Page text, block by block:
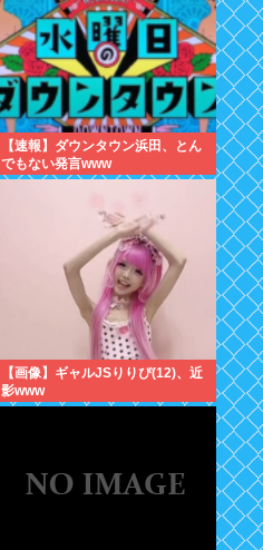
【速報】ダウンタウン浜田、とん
でもない発言www
【画像】ギャルJSりりぴ(12)、近
影www